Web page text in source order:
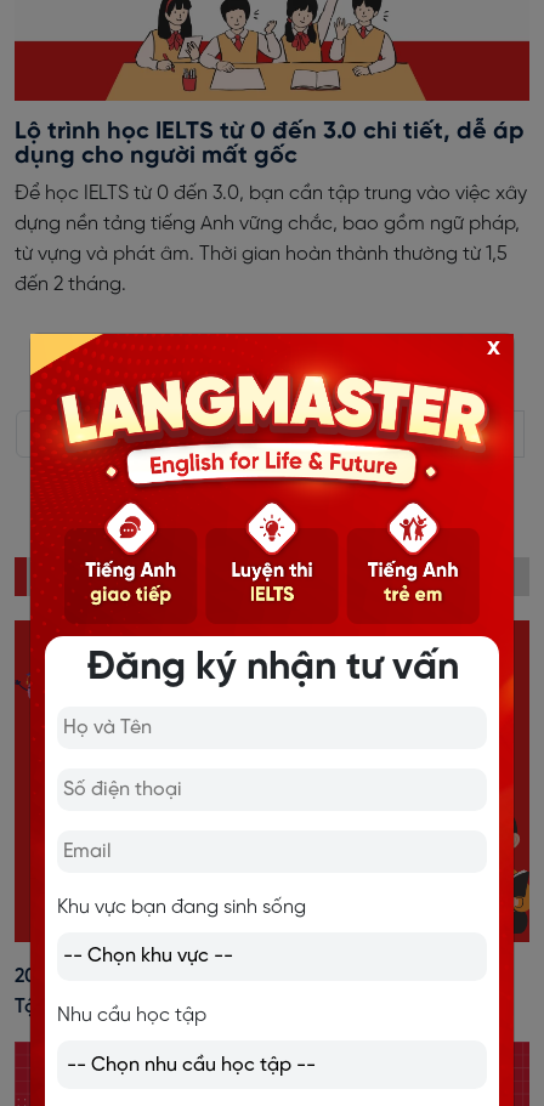
Lộ trình học IELTS từ 0 đến 3.0 chi tiết, dễ áp
dụng cho người mất gốc
Để học IELTS từ 0 đến 3.0, bạn cần tập trung vào việc xây
dựng nền tảng tiếng Anh vững chắc, bao gồm ngữ pháp,
từ vựng và phát âm. Thời gian hoàn thành thường từ 1,5
đến 2 tháng.
‹ 1 2 ... 17 18 19 20 21 22
23 24 25 26 ›
ĐỌC NHIỀU
20+ Cách Đánh Trọng Âm Tiếng Anh Dễ Nhớ, Kèm Bài
Tập Vận Dụng
Đăng ký nhận tư vấn
Khu vực bạn đang sinh sống
Nhu cầu học tập
x